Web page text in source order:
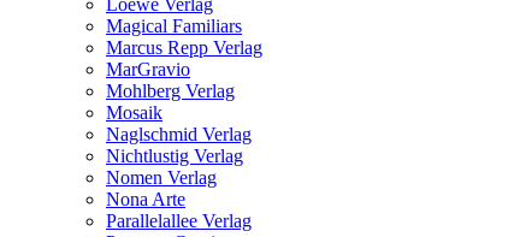
Loewe Verlag
Magical Familiars
Marcus Repp Verlag
MarGravio
Mohlberg Verlag
Mosaik
Naglschmid Verlag
Nichtlustig Verlag
Nomen Verlag
Nona Arte
Parallelallee Verlag